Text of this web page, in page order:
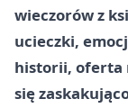
wieczorów z
ucieczki,
historii, oferta
się